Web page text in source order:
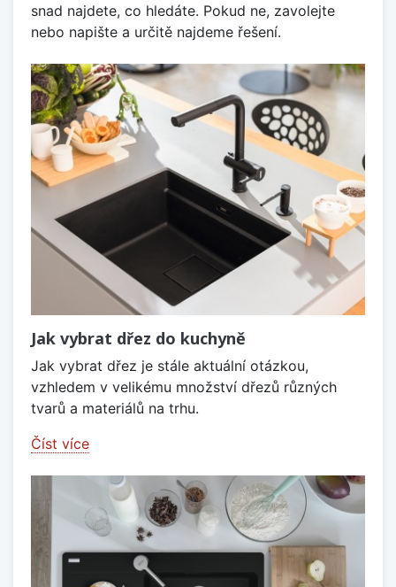
snad najdete, co hledáte. Pokud ne, zavolejte
nebo napište a určitě najdeme řešení.
Jak vybrat dřez do kuchyně
Jak vybrat dřez je stále aktuální otázkou,
vzhledem v velikému množství dřezů různých
tvarů a materiálů na trhu.
Číst více